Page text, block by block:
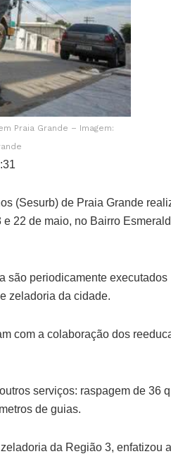
Praia Grande – Imagem:
(Sesurb) de Praia Grande
22 de maio, no Bairro
são periodicamente
zeladoria da cidade.
com a colaboração dos
serviços: raspagem de 36
de guias.
da Região 3, enfatizou